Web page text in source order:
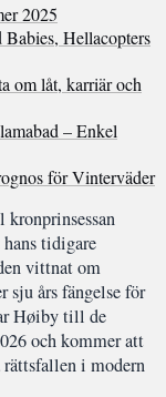
2025
Hellacopters
om låt, karriär och
– Enkel
för Vinterväder
tidigare
vittnat om
sju års fängelse för
Høiby till de
och kommer att
rättsfallen i modern